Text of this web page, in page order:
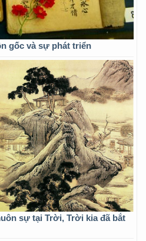
gốc và sự phát triển
sự tại Trời, Trời kia đã bắt